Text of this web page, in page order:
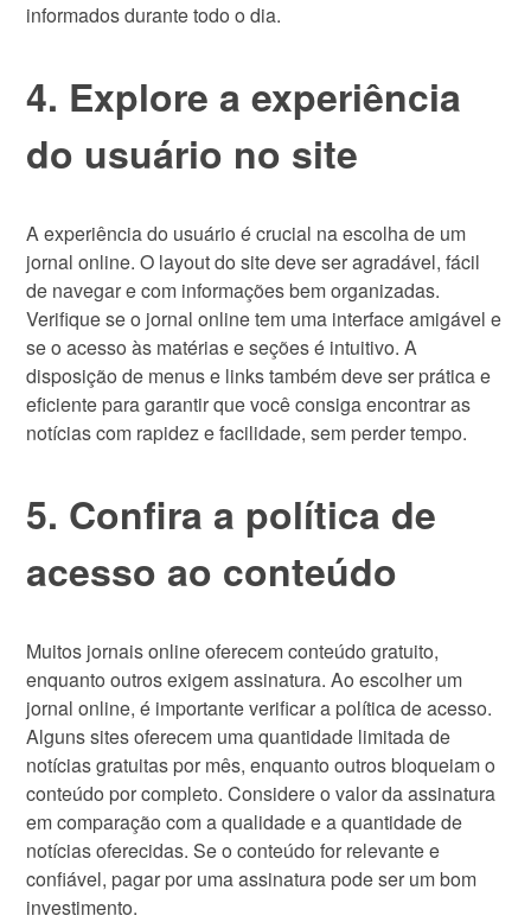
informados durante todo o dia.
4. Explore a experiência
do usuário no site
A experiência do usuário é crucial na escolha de um
jornal online. O layout do site deve ser agradável, fácil
de navegar e com informações bem organizadas.
Verifique se o jornal online tem uma interface amigável e
se o acesso às matérias e seções é intuitivo. A
disposição de menus e links também deve ser prática e
eficiente para garantir que você consiga encontrar as
notícias com rapidez e facilidade, sem perder tempo.
5. Confira a política de
acesso ao conteúdo
Muitos jornais online oferecem conteúdo gratuito,
enquanto outros exigem assinatura. Ao escolher um
jornal online, é importante verificar a política de acesso.
Alguns sites oferecem uma quantidade limitada de
notícias gratuitas por mês, enquanto outros bloqueiam o
conteúdo por completo. Considere o valor da assinatura
em comparação com a qualidade e a quantidade de
notícias oferecidas. Se o conteúdo for relevante e
confiável, pagar por uma assinatura pode ser um bom
investimento.